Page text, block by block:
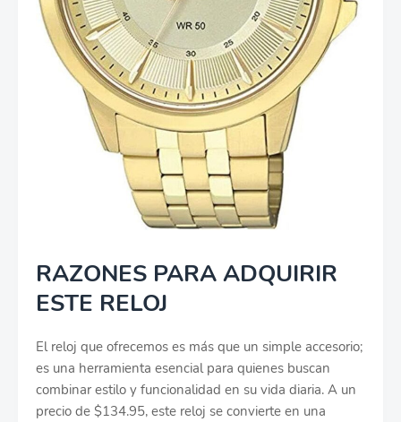
RAZONES PARA ADQUIRIR
ESTE RELOJ
El reloj que ofrecemos es más que un simple accesorio;
es una herramienta esencial para quienes buscan
combinar estilo y funcionalidad en su vida diaria. A un
precio de $134.95, este reloj se convierte en una